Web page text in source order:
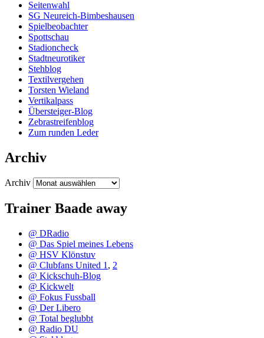
Seitenwahl
SG Neureich-Bimbeshausen
Spielbeobachter
Spottschau
Stadioncheck
Stadtneurotiker
Stehblog
Textilvergehen
Torsten Wieland
Vertikalpass
Übersteiger-Blog
Zebrastreifenblog
Zum runden Leder
Archiv
Archiv
Trainer Baade away
@ DRadio
@ Das Spiel meines Lebens
@ HSV Klönstuv
@ Clubfans United 1 , 2
@ Kickschuh-Blog
@ Kickwelt
@ Fokus Fussball
@ Der Libero
@ Total beglubbt
@ Radio DU